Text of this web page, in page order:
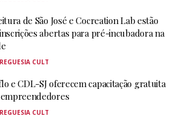
de São José e Cocreation Lab estão
abertas para pré-incubadora na
CULT
e CDL-SJ oferecem capacitação gratuita
CULT